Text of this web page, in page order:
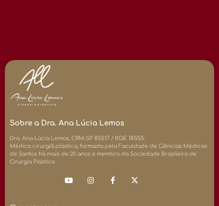
Sobre a Dra. Ana Lúcia Lemos
Dra. Ana Lúcia Lemos, CRM-SP 85517 / RQE 18555.
Médica cirurgiã plástica, formada pela Faculdade de Ciências Médicas
de Santos há mais de 20 anos e membro da Sociedade Brasileira de
Cirurgia Plástica